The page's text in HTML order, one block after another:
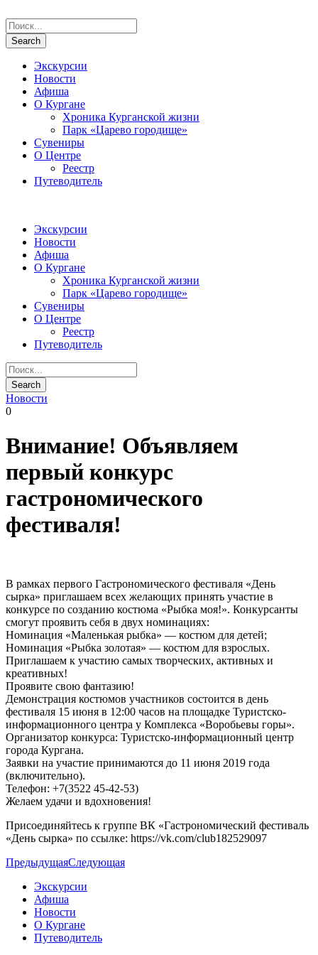
Экскурсии
Новости
Афиша
О Кургане
Хроника Курганской жизни
Парк «Царево городище»
Сувениры
О Центре
Реестр
Путеводитель
Экскурсии
Новости
Афиша
О Кургане
Хроника Курганской жизни
Парк «Царево городище»
Сувениры
О Центре
Реестр
Путеводитель
Новости
0
Внимание! Объявляем
первый конкурс
гастрономического
фестиваля!
В рамках первого Гастрономического фестиваля «День
сырка» приглашаем всех желающих принять участие в
конкурсе по созданию костюма «Рыбка моя!». Конкурсанты
смогут проявить себя в двух номинациях:
Номинация «Маленькая рыбка» — костюм для детей;
Номинация «Рыбка золотая» — костюм для взрослых.
Приглашаем к участию самых творческих, активных и
креативных!
Проявите свою фантазию!
Демонстрация костюмов участников состоится в день
фестиваля 15 июня в 12:00 часов на площадке Туристско-
информационного центра у Комплекса «Воробьевы горы».
Организатор конкурса: Туристско-информационный центр
города Кургана.
Заявки на участие принимаются до 11 июня 2019 года
(включительно).
Телефон: +7(3522 45-42-53)
Желаем удачи и вдохновения!
Присоединяйтесь к группе ВК «Гастрономический фестиваль
«День сырка» по ссылке: https://vk.com/club182529097
ПредыдущаяСледующая
Экскурсии
Афиша
Новости
О Кургане
Путеводитель